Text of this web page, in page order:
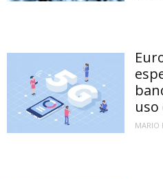
uso
MARIO